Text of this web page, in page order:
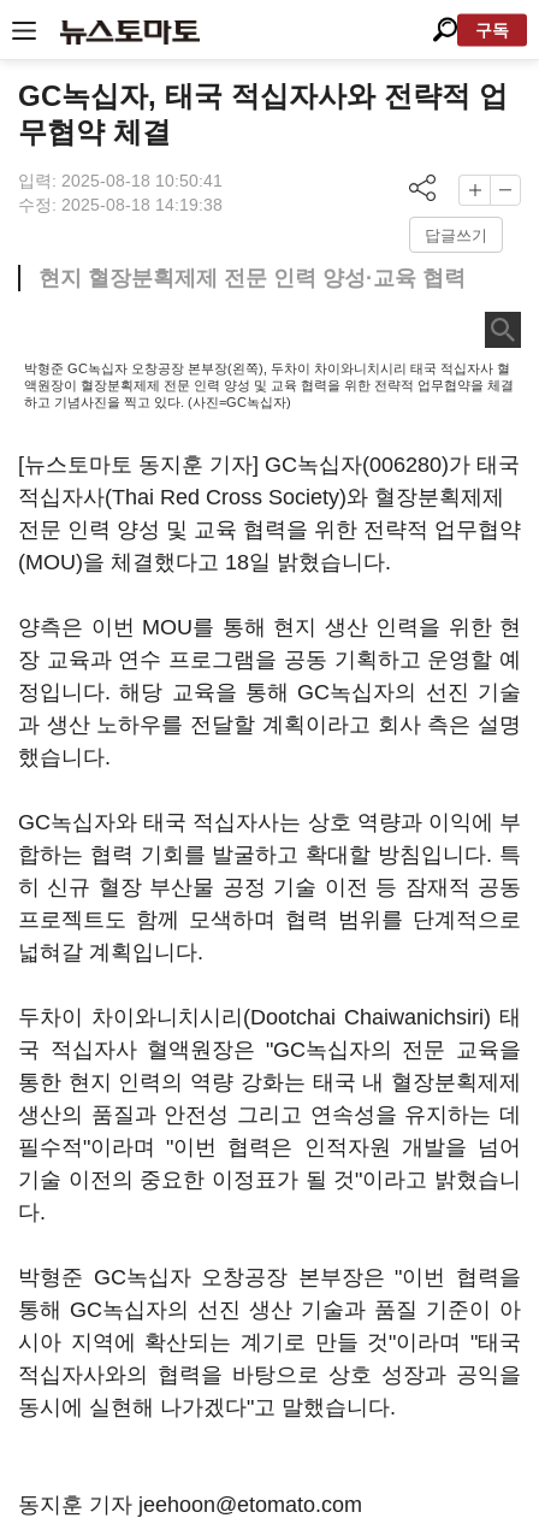
구독
GC녹십자, 태국 적십자사와 전략적 업
무협약 체결
입력: 2025-08-18 10:50:41
수정: 2025-08-18 14:19:38
답글쓰기
현지 혈장분획제제 전문 인력 양성·교육 협력
박형준 GC녹십자 오창공장 본부장(왼쪽), 두차이 차이와니치시리 태국 적십자사 혈
액원장이 혈장분획제제 전문 인력 양성 및 교육 협력을 위한 전략적 업무협약을 체결
하고 기념사진을 찍고 있다. (사진=GC녹십자)
[뉴스토마토 동지훈 기자] GC녹십자(006280)가 태국
적십자사(Thai Red Cross Society)와 혈장분획제제
전문 인력 양성 및 교육 협력을 위한 전략적 업무협약
(MOU)을 체결했다고 18일 밝혔습니다.
양측은 이번 MOU를 통해 현지 생산 인력을 위한 현
장 교육과 연수 프로그램을 공동 기획하고 운영할 예
정입니다. 해당 교육을 통해 GC녹십자의 선진 기술
과 생산 노하우를 전달할 계획이라고 회사 측은 설명
했습니다.
GC녹십자와 태국 적십자사는 상호 역량과 이익에 부
합하는 협력 기회를 발굴하고 확대할 방침입니다. 특
히 신규 혈장 부산물 공정 기술 이전 등 잠재적 공동
프로젝트도 함께 모색하며 협력 범위를 단계적으로
넓혀갈 계획입니다.
두차이 차이와니치시리(Dootchai Chaiwanichsiri) 태
국 적십자사 혈액원장은 "GC녹십자의 전문 교육을
통한 현지 인력의 역량 강화는 태국 내 혈장분획제제
생산의 품질과 안전성 그리고 연속성을 유지하는 데
필수적"이라며 "이번 협력은 인적자원 개발을 넘어
기술 이전의 중요한 이정표가 될 것"이라고 밝혔습니
다.
박형준 GC녹십자 오창공장 본부장은 "이번 협력을
통해 GC녹십자의 선진 생산 기술과 품질 기준이 아
시아 지역에 확산되는 계기로 만들 것"이라며 "태국
적십자사와의 협력을 바탕으로 상호 성장과 공익을
동시에 실현해 나가겠다"고 말했습니다.
동지훈 기자 jeehoon@etomato.com